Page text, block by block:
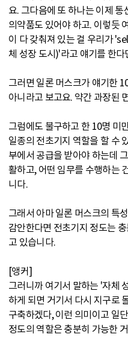
요. 그다음에 또 하나는 이제 통
의약품도 있어야 하고. 이렇듯
이 다 갖춰져 있는 걸 우리가
체 성장 도시)'라고 얘기를 한
그러면 일론 머스크가 얘기한
아니라고 보고요. 약간 과장된
그럼에도 불구하고 한 10명 미
일종의 전초기지 역할을 할 수
부에서 공급을 받아야 하는데
활하고, 어떤 임무를 수행하는
니다.
그래서 아마 일론 머스크의 특
감안한다면 전초기지 정도는
고 있습니다.
[앵커]
그러니까 여기서 말하는 '자체
하게 되면 거기서 다시 지구로
구축하겠다, 이런 의미이고 일
정도의 역할은 충분히 가능한